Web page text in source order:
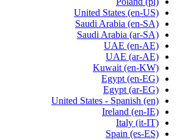
United States (en-US)
Saudi Arabia (en-SA)
Saudi Arabia (ar-SA)
UAE (en-AE)
UAE (ar-AE)
Kuwait (en-KW)
Egypt (en-EG)
Egypt (ar-EG)
United States - Spanish (en)
Ireland (en-IE)
Italy (it-IT)
Spain (es-ES)